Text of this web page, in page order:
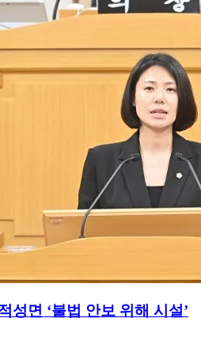
성면 ‘불법 안보 위해 시설’